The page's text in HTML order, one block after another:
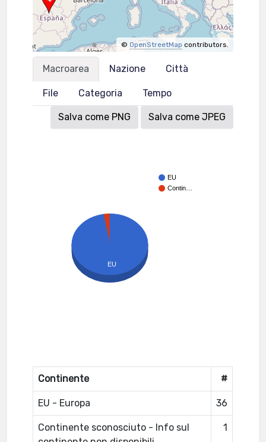
© OpenStreetMap contributors.
Macroarea Nazione Città
File Categoria Tempo
Salva come PNG Salva come JPEG
EU
Contin…
EU
Continente #
EU - Europa 36
Continente sconosciuto - Info sul
1